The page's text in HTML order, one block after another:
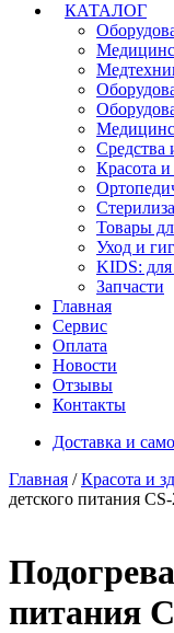
КАТАЛОГ
Средства
Красота и
Товары
Уход и
KIDS:
Запчасти
Главная
Сервис
Оплата
Новости
Отзывы
Контакты
Доставка и
Главная /Красота и
детского питания
питания